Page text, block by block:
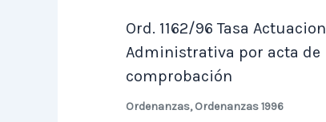
Ord. 1162/96 Tasa Actuacion
Administrativa por acta de
comprobación
Ordenanzas,Ordenanzas 1996